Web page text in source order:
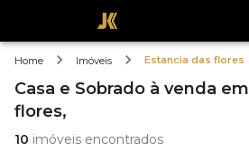
Home Imóveis Estancia das flores
Casa e Sobrado à venda em
flores,
10 imóveis encontrados